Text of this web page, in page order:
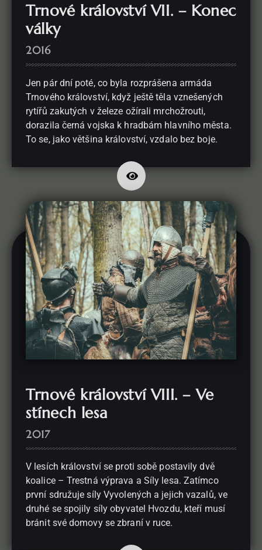
Trnové království VII. – Konec
války
2016
Jen pár dní poté, co byla rozprášena armáda
Trnového království, když ještě těla vznešených
rytířů zakutých v železe ožírali mrchožrouti,
dorazila černá vojska k hradbám hlavního města.
To se, jako většina království, vzdalo bez boje.
Trnové království VIII. – Ve
stínech lesa
2017
V lesích království se proti sobě postavily dvě
koalice – Trestná výprava a Síly lesa. Zatímco
první sdružuje síly Vyvolených a jejich vazalů, ve
druhé se spojily síly obyvatel Hvozdu, kteří musí
bránit své domovy se zbraní v ruce.